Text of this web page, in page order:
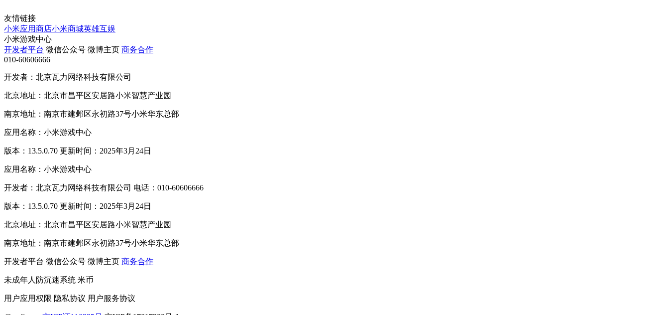
友情链接
小米应用商店小米商城英雄互娱
小米游戏中心
开发者平台 微信公众号 微博主页 商务合作
010-60606666
开发者：北京瓦力网络科技有限公司
北京地址：北京市昌平区安居路小米智慧产业园
南京地址：南京市建邺区永初路37号小米华东总部
应用名称：小米游戏中心
版本：13.5.0.70 更新时间：2025年3月24日
应用名称：小米游戏中心
开发者：北京瓦力网络科技有限公司 电话：010-60606666
版本：13.5.0.70 更新时间：2025年3月24日
北京地址：北京市昌平区安居路小米智慧产业园
南京地址：南京市建邺区永初路37号小米华东总部
开发者平台 微信公众号 微博主页 商务合作
未成年人防沉迷系统 米币
用户应用权限 隐私协议 用户服务协议